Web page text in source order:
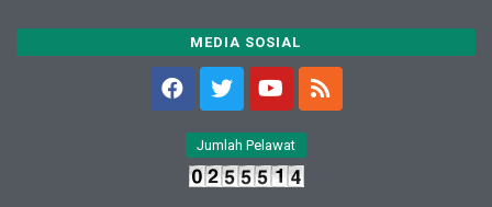
MEDIA SOSIAL
Jumlah Pelawat